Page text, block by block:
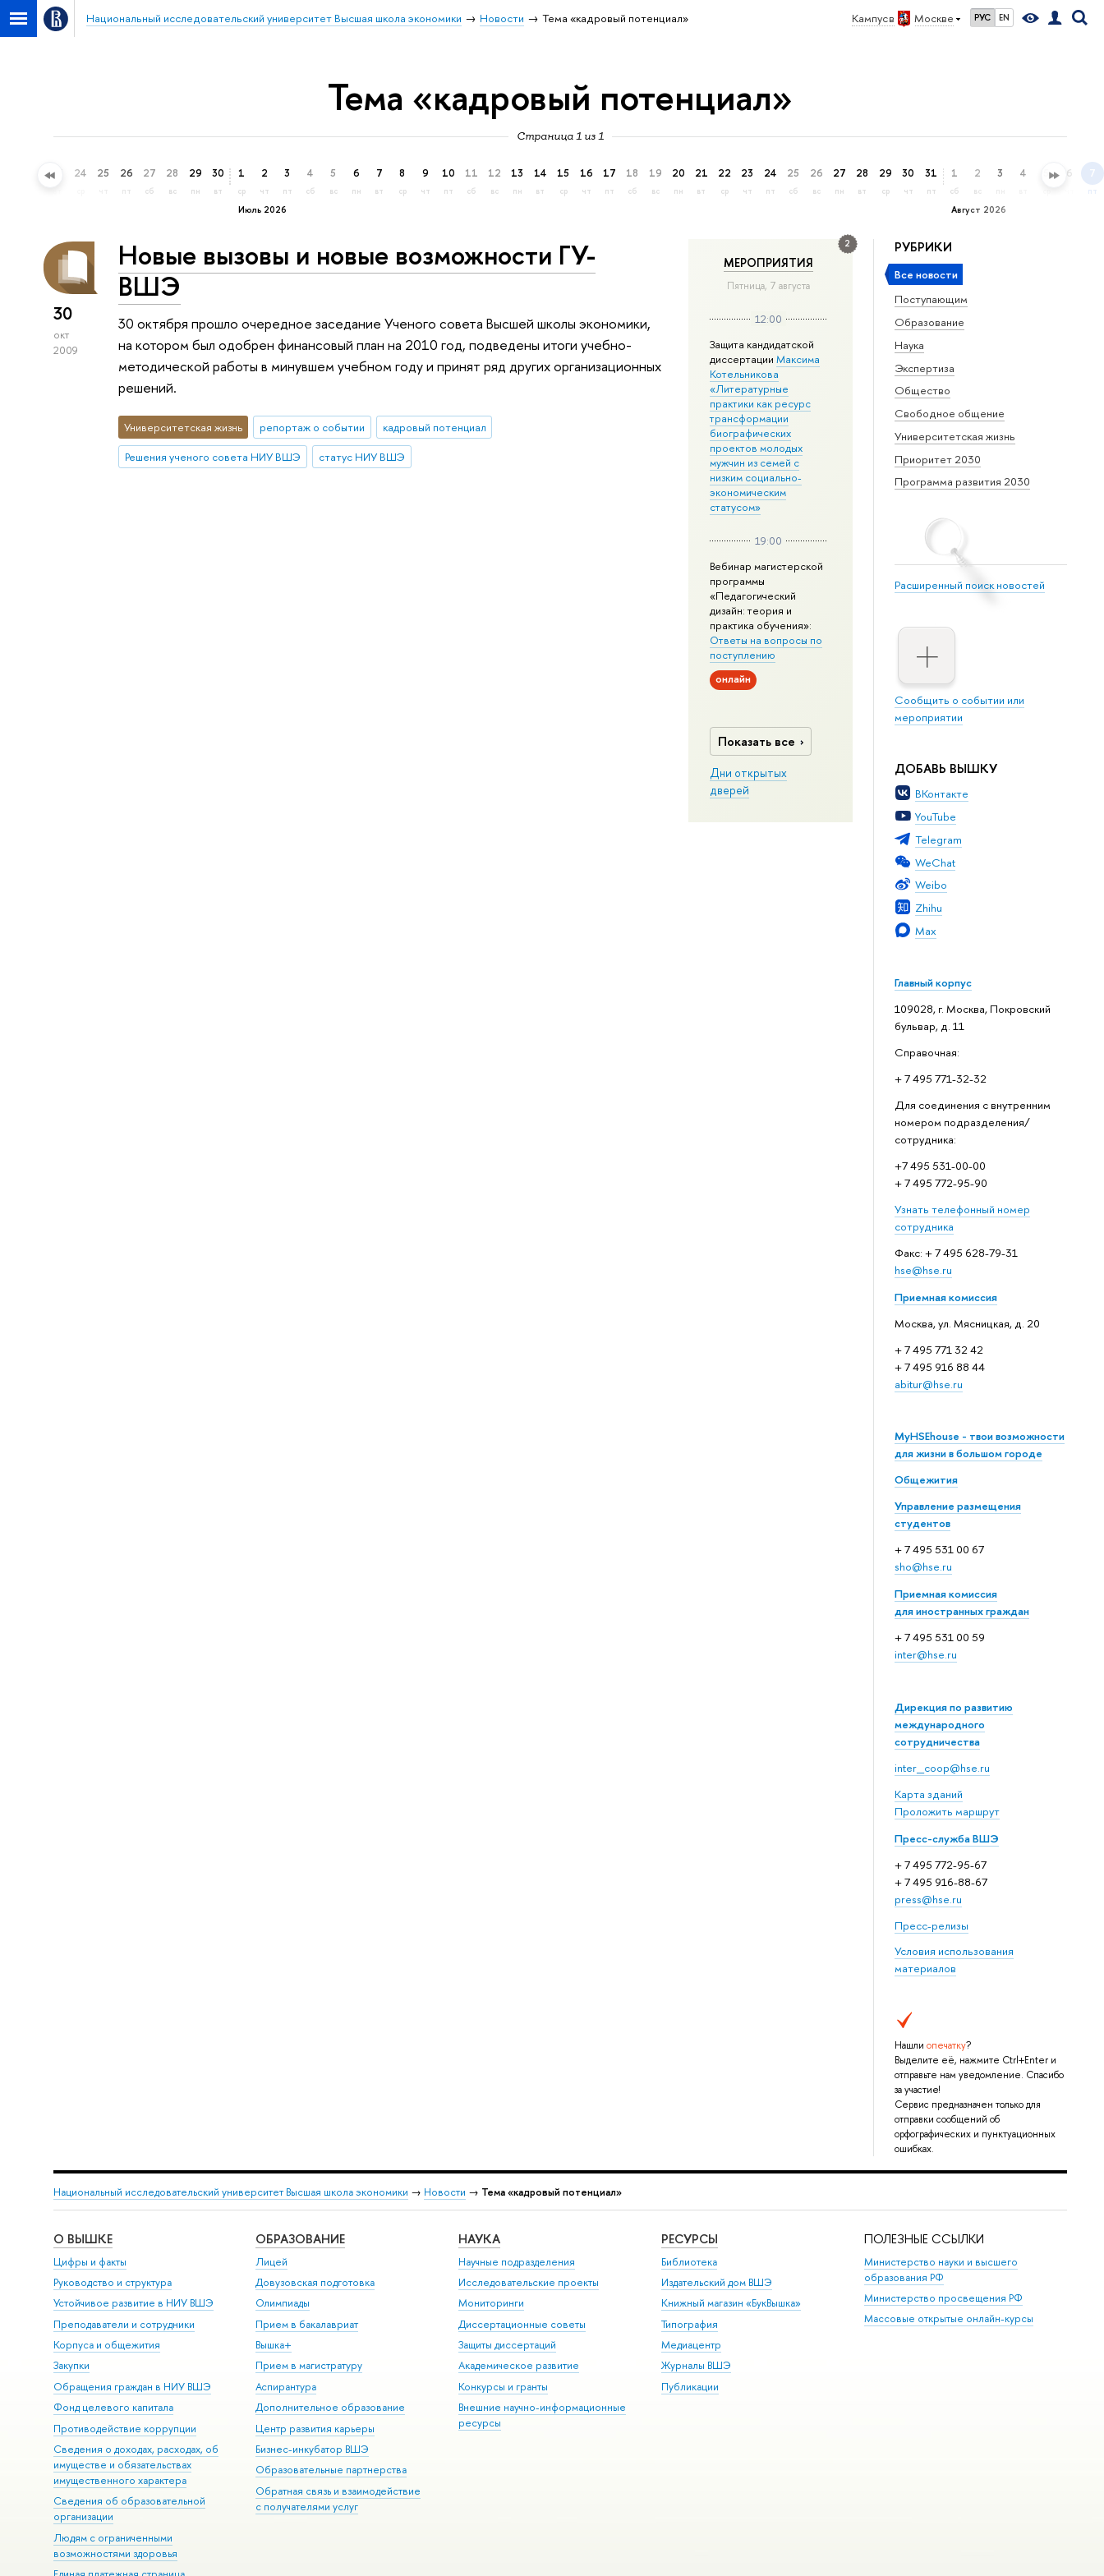
Кампус в Москве РУС EN
Национальный исследовательский университет Высшая школа экономики Новости Тема «кадровый потенциал»
Тема «кадровый потенциал»
Страница 1 из 1
23 24 25 26
пт
27
сб
28
вс
29
пн
30
вт
Июль 2026
1
ср
2
чт
3
пт
4
сб
5
вс
6
пн
7
вт
8
ср
9
чт
10
пт
11
сб
12
вс
13
пн
14
вт
15
ср
16
чт
17
пт
18
сб
19
вс
20
пн
21
вт
22
ср
23
чт
24
пт
25
сб
26
вс
27
пн
28
вт
29
ср
30
чт
31
пт
Август 2026
1
сб
2
вс
3 4 5 6 7
пт
РУБРИКИ
Все новости
Поступающим
Образование
Наука
Экспертиза
Общество
Свободное общение
Университетская жизнь
Приоритет 2030
Программа развития 2030
Расширенный поиск новостей
Сообщить о событии или
мероприятии
ДОБАВЬ ВЫШКУ
ВКонтакте
YouTube
Telegram
WeChat
Weibo
Zhihu
Max
Главный корпус
109028, г. Москва, Покровский
бульвар, д. 11
Справочная:
+ 7 495 771-32-32
Для соединения с внутренним
номером подразделения/
сотрудника:
+7 495 531-00-00
+ 7 495 772-95-90
Узнать телефонный номер
сотрудника
Факс: + 7 495 628-79-31
hse@hse.ru
Приемная комиссия
Москва, ул. Мясницкая, д. 20
+ 7 495 771 32 42
+ 7 495 916 88 44
abitur@hse.ru
MyHSEhouse - твои возможности
для жизни в большом городе
Общежития
Управление размещения
студентов
+ 7 495 531 00 67
sho@hse.ru
Приемная комиссия
для иностранных граждан
+ 7 495 531 00 59
inter@hse.ru
Дирекция по развитию
международного
сотрудничества
inter_coop@hse.ru
Карта зданий
Проложить маршрут
Пресс-служба ВШЭ
+ 7 495 772-95-67
+ 7 495 916-88-67
press@hse.ru
Пресс-релизы
Условия использования
материалов
Нашли опечатку?
Выделите её, нажмите Ctrl+Enter и
отправьте нам уведомление. Спасибо
за участие!
Сервис предназначен только для
отправки сообщений об
орфографических и пунктуационных
ошибках.
2
МЕРОПРИЯТИЯ
Пятница, 7 августа
12:00
Защита кандидатской
диссертации Максима
Котельникова
«Литературные
практики как ресурс
трансформации
биографических
проектов молодых
мужчин из семей с
низким социально-
экономическим
статусом»
19:00
Вебинар магистерской
программы
«Педагогический
дизайн: теория и
практика обучения»:
Ответы на вопросы по
поступлению
онлайн
Показать все
Дни открытых
дверей
30
окт
2009
Новые вызовы и новые возможности ГУ-
ВШЭ
30 октября прошло очередное заседание Ученого совета Высшей школы экономики,
на котором был одобрен финансовый план на 2010 год, подведены итоги учебно-
методической работы в минувшем учебном году и принят ряд других организационных
решений.
Университетская жизнь репортаж о событии
кадровый потенциал
Решения ученого совета НИУ ВШЭ
статус НИУ ВШЭ
Национальный исследовательский университет Высшая школа экономики → Новости → Тема «кадровый потенциал»
О ВЫШКЕ
Цифры и факты
Руководство и структура
Устойчивое развитие в НИУ ВШЭ
Преподаватели и сотрудники
Корпуса и общежития
Закупки
Обращения граждан в НИУ ВШЭ
Фонд целевого капитала
Противодействие коррупции
Сведения о доходах, расходах, об
имуществе и обязательствах
имущественного характера
Сведения об образовательной
организации
Людям с ограниченными
возможностями здоровья
ОБРАЗОВАНИЕ
Лицей
Довузовская подготовка
Олимпиады
Прием в бакалавриат
Вышка+
Прием в магистратуру
Аспирантура
Дополнительное образование
Центр развития карьеры
Бизнес-инкубатор ВШЭ
Образовательные партнерства
Обратная связь и взаимодействие
с получателями услуг
НАУКА
Научные подразделения
Исследовательские проекты
Мониторинги
Диссертационные советы
Защиты диссертаций
Академическое развитие
Конкурсы и гранты
Внешние научно-информационные
ресурсы
РЕСУРСЫ
Библиотека
Издательский дом ВШЭ
Книжный магазин «БукВышка»
Типография
Медиацентр
Журналы ВШЭ
Публикации
ПОЛЕЗНЫЕ ССЫЛКИ
Министерство науки и высшего
образования РФ
Министерство просвещения РФ
Массовые открытые онлайн-курсы